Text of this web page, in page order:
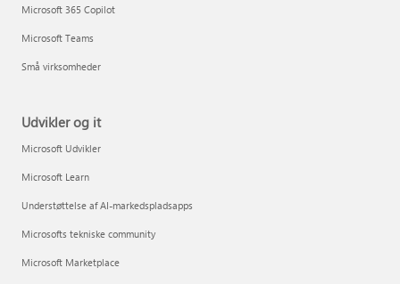
Microsoft 365 Copilot
Microsoft Teams
Små virksomheder
Udvikler og it
Microsoft Udvikler
Microsoft Learn
Understøttelse af AI-markedspladsapps
Microsofts tekniske community
Microsoft Marketplace